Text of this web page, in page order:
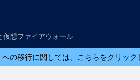
仮想ファイアウォール
の移行に関しては、こちらをクリック